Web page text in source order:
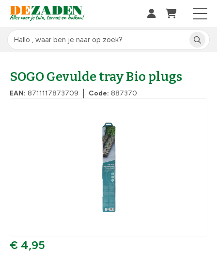
SOGO Gevulde tray Bio plugs
EAN: 8711117873709 Code: 887370
€ 4,95